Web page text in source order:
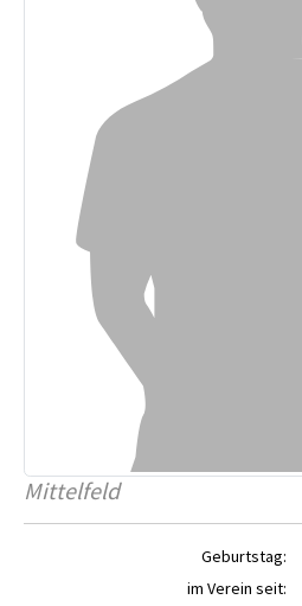
Mittelfeld
Geburtstag:
im Verein seit: